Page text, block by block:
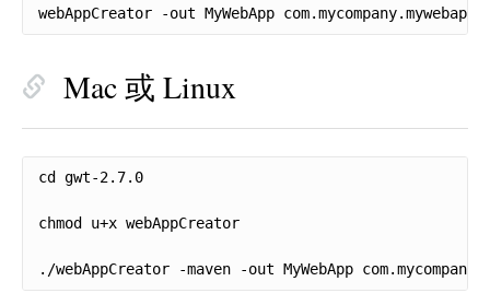
webAppCreator -out MyWebApp
Mac 或 Linux
cd gwt-2.7.0
chmod u+x webAppCreator
./webAppCreator -maven -out MyWebApp